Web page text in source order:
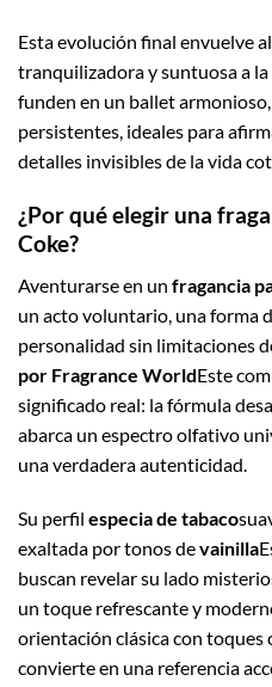
Esta evolución final envuelve
tranquilizadora y suntuosa a la
funden en un ballet
persistentes, ideales para
detalles invisibles de la vida
¿Por qué elegir una
Coke?
Aventurarse en un fragancia
un acto voluntario, una forma
personalidad sin limitaciones
por Fragrance WorldEste
significado real: la fórmula
abarca un espectro olfativo
una verdadera autenticidad.
Su perfil especia de tabaco
exaltada por tonos devainilla
buscan revelar su lado
un toque refrescante y
orientación clásica con toques
convierte en una referencia